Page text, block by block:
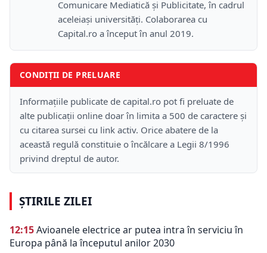
Comunicare Mediatică și Publicitate, în cadrul
aceleiași universități. Colaborarea cu
Capital.ro a început în anul 2019.
CONDIȚII DE PRELUARE
Informațiile publicate de capital.ro pot fi preluate de
alte publicații online doar în limita a 500 de caractere și
cu citarea sursei cu link activ. Orice abatere de la
această regulă constituie o încălcare a Legii 8/1996
privind dreptul de autor.
ȘTIRILE ZILEI
12:15Avioanele electrice ar putea intra în serviciu în
Europa până la începutul anilor 2030